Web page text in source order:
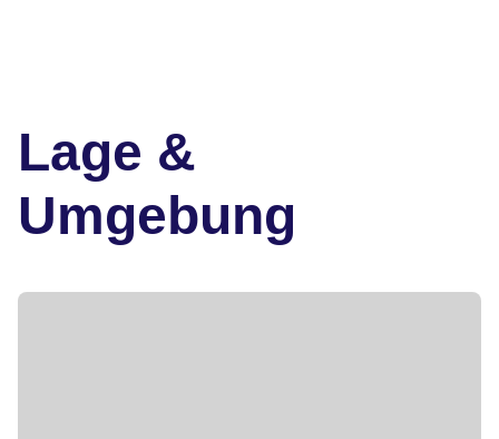
Lage &
Umgebung